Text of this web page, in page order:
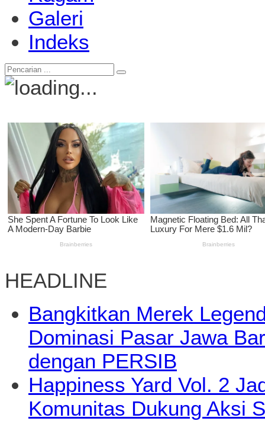
Galeri
Indeks
HEADLINE
Bangkitkan Merek
Dominasi Pasar Jawa
dengan PERSIB
Happiness Yard Vol. 2
Komunitas Dukung Aksi